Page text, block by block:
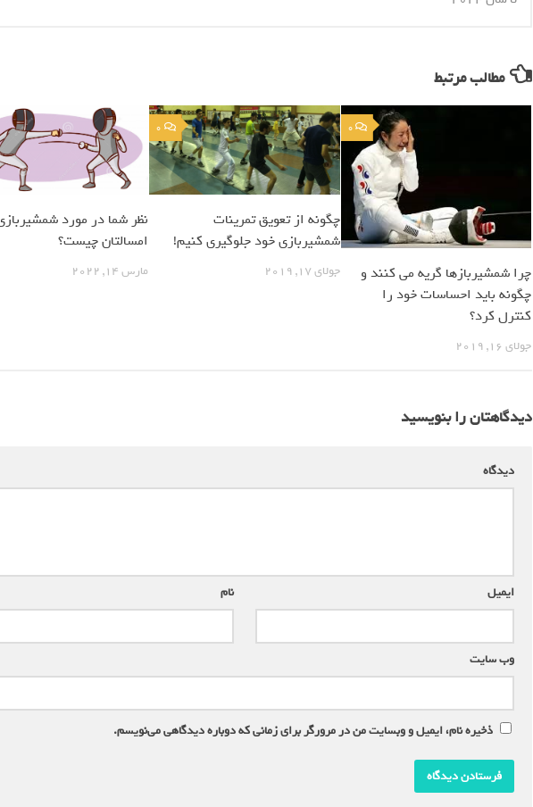
مطالب مرتبط
0
چرا شمشیربازها گریه می کنند و
چگونه باید احساسات خود را
کنترل کرد؟
جولای 16, 2019
0
چگونه از تعویق تمرینات
شمشیربازی خود جلوگیری کنیم!
جولای 17, 2019
نظر شما در مورد
امسالتان چیست؟
مارس 14, 2022
دیدگاهتان را بنویسید
دیدگاه
نام ایمیل
وب‌ سایت
ذخیره نام، ایمیل و وبسایت من در مرورگر برای زمانی که دوباره دیدگاهی می‌نویسم.